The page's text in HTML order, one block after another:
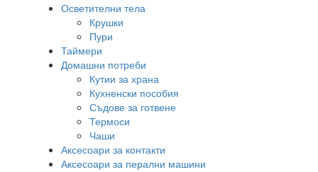
Осветителни тела
Крушки
Пури
Таймери
Домашни потреби
Кутии за храна
Кухненски пособия
Съдове за готвене
Термоси
Чаши
Аксесоари за контакти
Аксесоари за перални машини